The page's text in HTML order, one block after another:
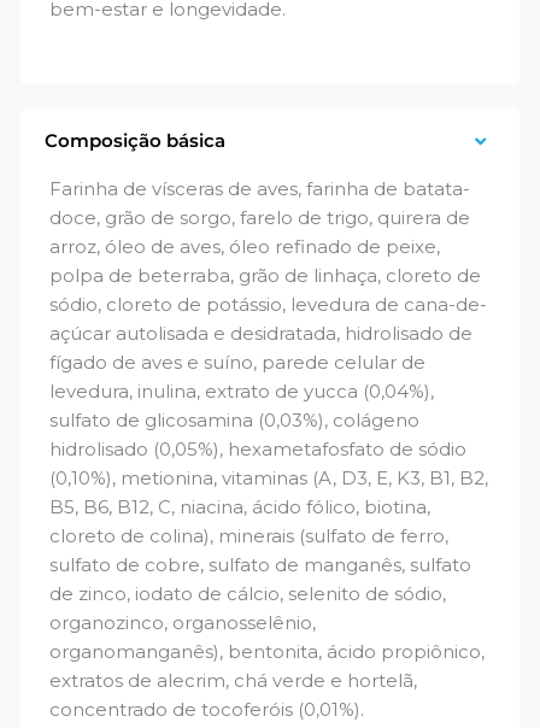
bem-estar e longevidade.
Composição básica
Farinha de vísceras de aves, farinha de batata-
doce, grão de sorgo, farelo de trigo, quirera de
arroz, óleo de aves, óleo refinado de peixe,
polpa de beterraba, grão de linhaça, cloreto de
sódio, cloreto de potássio, levedura de cana-de-
açúcar autolisada e desidratada, hidrolisado de
fígado de aves e suíno, parede celular de
levedura, inulina, extrato de yucca (0,04%),
sulfato de glicosamina (0,03%), colágeno
hidrolisado (0,05%), hexametafosfato de sódio
(0,10%), metionina, vitaminas (A, D3, E, K3, B1, B2,
B5, B6, B12, C, niacina, ácido fólico, biotina,
cloreto de colina), minerais (sulfato de ferro,
sulfato de cobre, sulfato de manganês, sulfato
de zinco, iodato de cálcio, selenito de sódio,
organozinco, organosselênio,
organomanganês), bentonita, ácido propiônico,
extratos de alecrim, chá verde e hortelã,
concentrado de tocoferóis (0,01%).